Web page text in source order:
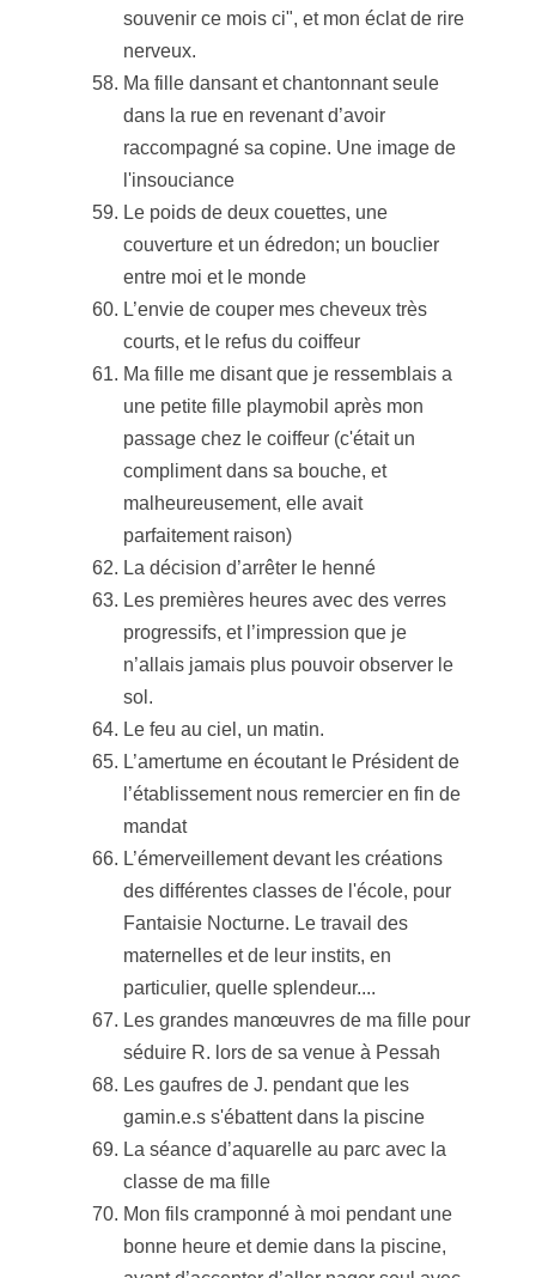
souvenir ce mois ci", et mon éclat de rire
nerveux.
Ma fille dansant et chantonnant seule
dans la rue en revenant d’avoir
raccompagné sa copine. Une image de
l'insouciance
Le poids de deux couettes, une
couverture et un édredon; un bouclier
entre moi et le monde
L’envie de couper mes cheveux très
courts, et le refus du coiffeur
Ma fille me disant que je ressemblais a
une petite fille playmobil après mon
passage chez le coiffeur (c'était un
compliment dans sa bouche, et
malheureusement, elle avait
parfaitement raison)
La décision d’arrêter le henné
Les premières heures avec des verres
progressifs, et l’impression que je
n’allais jamais plus pouvoir observer le
sol.
Le feu au ciel, un matin.
L’amertume en écoutant le Président de
l’établissement nous remercier en fin de
mandat
L’émerveillement devant les créations
des différentes classes de l'école, pour
Fantaisie Nocturne. Le travail des
maternelles et de leur instits, en
particulier, quelle splendeur....
Les grandes manœuvres de ma fille pour
séduire R. lors de sa venue à Pessah
Les gaufres de J. pendant que les
gamin.e.s s'ébattent dans la piscine
La séance d’aquarelle au parc avec la
classe de ma fille
Mon fils cramponné à moi pendant une
bonne heure et demie dans la piscine,